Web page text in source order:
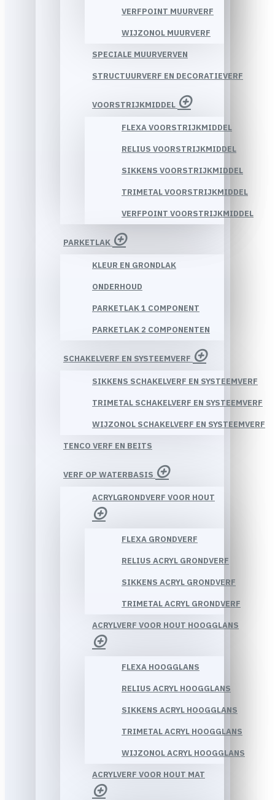
VERFPOINT MUURVERF
WIJZONOL MUURVERF
SPECIALE MUURVERVEN
STRUCTUURVERF EN DECORATIEVERF
VOORSTRIJKMIDDEL
FLEXA VOORSTRIJKMIDDEL
RELIUS VOORSTRIJKMIDDEL
SIKKENS VOORSTRIJKMIDDEL
TRIMETAL VOORSTRIJKMIDDEL
VERFPOINT VOORSTRIJKMIDDEL
PARKETLAK
KLEUR EN GRONDLAK
ONDERHOUD
PARKETLAK 1 COMPONENT
PARKETLAK 2 COMPONENTEN
SCHAKELVERF EN SYSTEEMVERF
SIKKENS SCHAKELVERF EN SYSTEEMVERF
TRIMETAL SCHAKELVERF EN SYSTEEMVERF
WIJZONOL SCHAKELVERF EN SYSTEEMVERF
TENCO VERF EN BEITS
VERF OP WATERBASIS
ACRYLGRONDVERF VOOR HOUT
FLEXA GRONDVERF
RELIUS ACRYL GRONDVERF
SIKKENS ACRYL GRONDVERF
TRIMETAL ACRYL GRONDVERF
ACRYLVERF VOOR HOUT HOOGGLANS
FLEXA HOOGGLANS
RELIUS ACRYL HOOGGLANS
SIKKENS ACRYL HOOGGLANS
TRIMETAL ACRYL HOOGGLANS
WIJZONOL ACRYL HOOGGLANS
ACRYLVERF VOOR HOUT MAT